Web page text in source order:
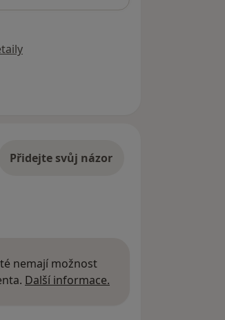
Přidejte svůj názor
nemají možnost
Další informace.